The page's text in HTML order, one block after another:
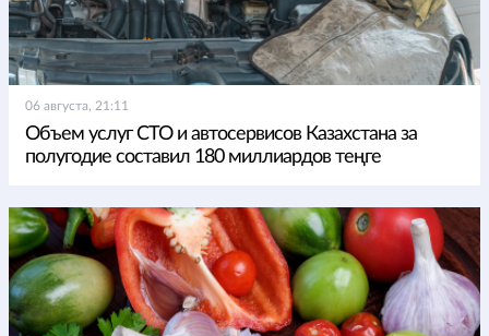
06 августа, 21:11
Объем услуг СТО и автосервисов Казахстана за
полугодие составил 180 миллиардов теңге